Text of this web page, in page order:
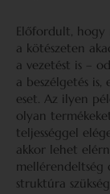
Előfordult, hogy
a kötészeten
a vezetést is –
a beszélgetés
eset. Az ilyen
olyan
teljességgel
akkor lehet
mellérendeltség
struktúra